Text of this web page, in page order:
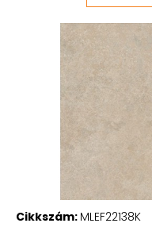
Cikkszám: MLEF22138K